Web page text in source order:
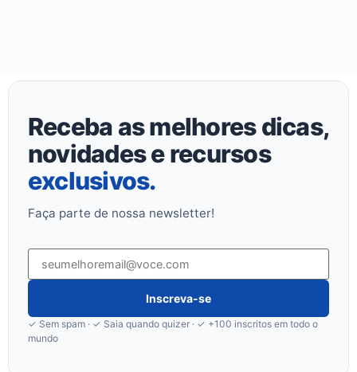
Receba as melhores dicas,
novidades e recursos
exclusivos.
Faça parte de nossa newsletter!
Inscreva-se
✓ Sem spam · ✓ Saia quando quizer · ✓ +100 inscritos em todo o
mundo